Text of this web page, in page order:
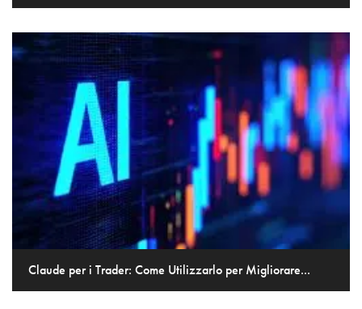
Claude per i Trader: Come Utilizzarlo per Migliorare...